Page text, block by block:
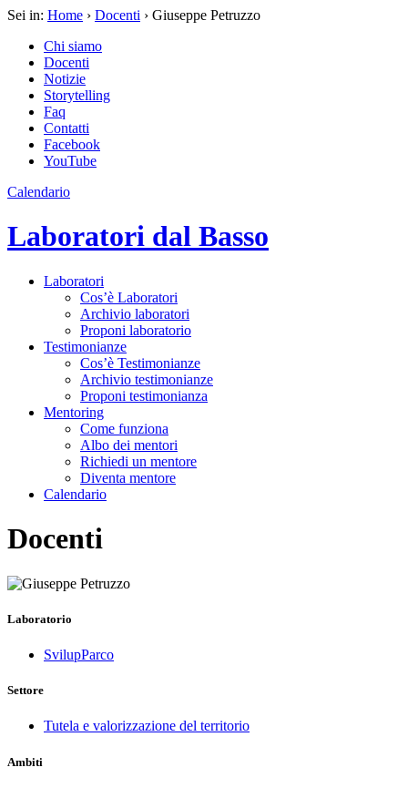
Sei in: Home › Docenti › Giuseppe Petruzzo
Chi siamo
Docenti
Notizie
Storytelling
Faq
Contatti
Facebook
YouTube
Calendario
Laboratori dal Basso
Laboratori
Cos’è Laboratori
Archivio laboratori
Proponi laboratorio
Testimonianze
Cos’è Testimonianze
Archivio testimonianze
Proponi testimonianza
Mentoring
Come funziona
Albo dei mentori
Richiedi un mentore
Diventa mentore
Calendario
Docenti
Laboratorio
SvilupParco
Settore
Tutela e valorizzazione del territorio
Ambiti